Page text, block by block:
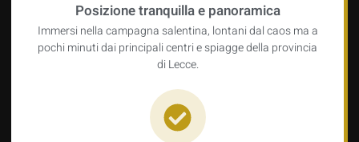
Posizione tranquilla e panoramica
Immersi nella campagna salentina, lontani dal caos ma a
pochi minuti dai principali centri e spiagge della provincia
di Lecce.